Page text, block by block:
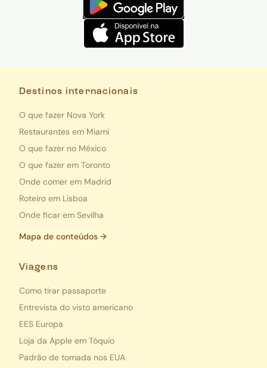
Destinos internacionais
O que fazer Nova York
Restaurantes em Miami
O que fazer no México
O que fazer em Toronto
Onde comer em Madrid
Roteiro em Lisboa
Onde ficar em Sevilha
Mapa de conteúdos →
Viagens
Como tirar passaporte
Entrevista do visto americano
EES Europa
Loja da Apple em Tóquio
Padrão de tomada nos EUA